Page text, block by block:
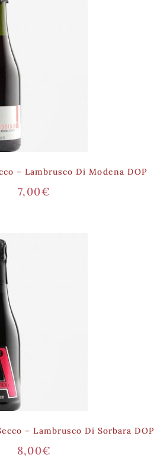
– Lambrusco Di Modena DOP
7,00€
– Lambrusco Di Sorbara DOP
8,00€